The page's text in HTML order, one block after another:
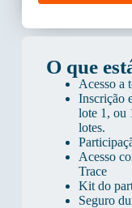
O que
Acesso a
Inscrição
lote 1, ou
lotes.
Acesso
Trace
Kit do
Seguro